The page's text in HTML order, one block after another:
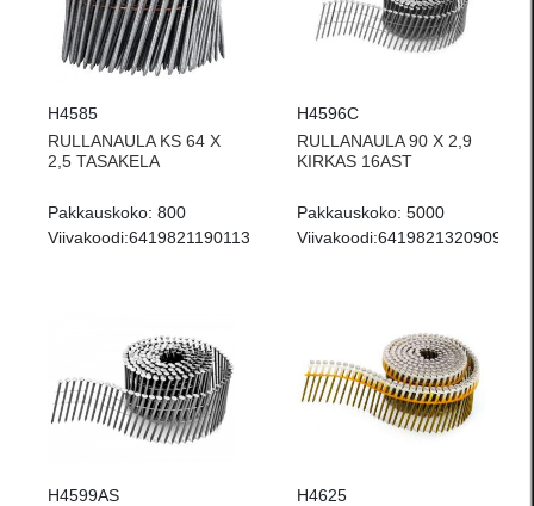
H4585
RULLANAULA KS 64 X
2,5 TASAKELA
Pakkauskoko: 800
Viivakoodi:6419821190113
H4596C
RULLANAULA 90 X 2,9
KIRKAS 16AST
Pakkauskoko: 5000
Viivakoodi:6419821320909
H4599AS
H4625